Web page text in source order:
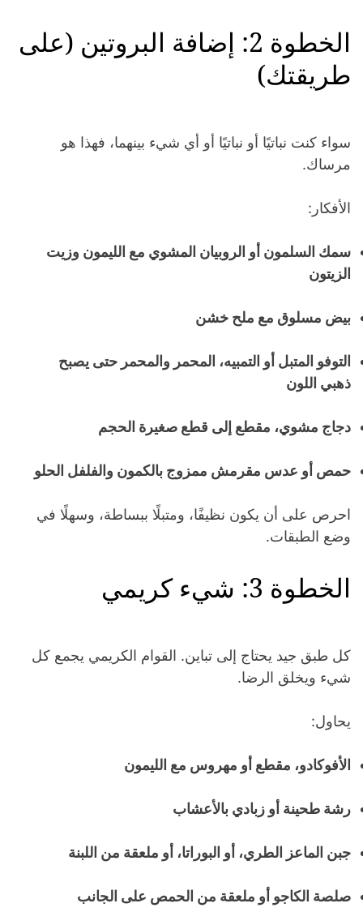
الخطوة 2: إضافة البروتين (على
طريقتك)
سواء كنت نباتيًا أو نباتيًا أو أي شيء بينهما، فهذا هو
مرساك.
الأفكار:
سمك السلمون أو الروبيان المشوي مع الليمون وزيت
الزيتون
بيض مسلوق مع ملح خشن
التوفو المتبل أو التمبيه، المحمر والمحمر حتى يصبح
ذهبي اللون
دجاج مشوي، مقطع إلى قطع صغيرة الحجم
حمص أو عدس مقرمش ممزوج بالكمون والفلفل الحلو
احرص على أن يكون نظيفًا، ومتبلًا ببساطة، وسهلًا في
وضع الطبقات.
الخطوة 3: شيء كريمي
كل طبق جيد يحتاج إلى تباين. القوام الكريمي يجمع كل
شيء ويخلق الرضا.
يحاول:
الأفوكادو، مقطع أو مهروس مع الليمون
رشة طحينة أو زبادي بالأعشاب
جبن الماعز الطري، أو البوراتا، أو ملعقة من اللبنة
صلصة الكاجو أو ملعقة من الحمص على الجانب